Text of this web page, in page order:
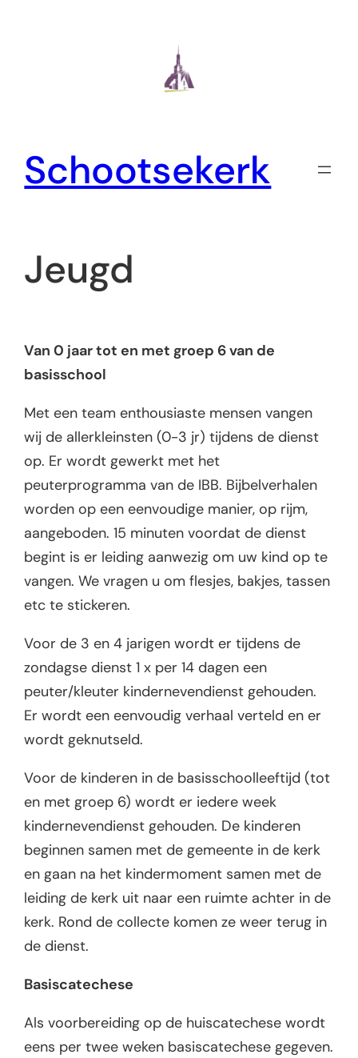
Schootsekerk
Jeugd
Van 0 jaar tot en met groep 6 van de
basisschool
Met een team enthousiaste mensen vangen
wij de allerkleinsten (0-3 jr) tijdens de dienst
op. Er wordt gewerkt met het
peuterprogramma van de IBB. Bijbelverhalen
worden op een eenvoudige manier, op rijm,
aangeboden. 15 minuten voordat de dienst
begint is er leiding aanwezig om uw kind op te
vangen. We vragen u om flesjes, bakjes, tassen
etc te stickeren.
Voor de 3 en 4 jarigen wordt er tijdens de
zondagse dienst 1 x per 14 dagen een
peuter/kleuter kindernevendienst gehouden.
Er wordt een eenvoudig verhaal verteld en er
wordt geknutseld.
Voor de kinderen in de basisschoolleeftijd (tot
en met groep 6) wordt er iedere week
kindernevendienst gehouden. De kinderen
beginnen samen met de gemeente in de kerk
en gaan na het kindermoment samen met de
leiding de kerk uit naar een ruimte achter in de
kerk. Rond de collecte komen ze weer terug in
de dienst.
Basiscatechese
Als voorbereiding op de huiscatechese wordt
eens per twee weken basiscatechese gegeven.